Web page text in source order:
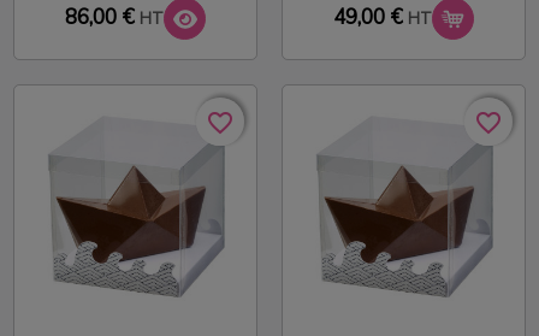
86,00 € HT 49,00 € HT
favorite_border
favorite_border favorite_border
favorite_border